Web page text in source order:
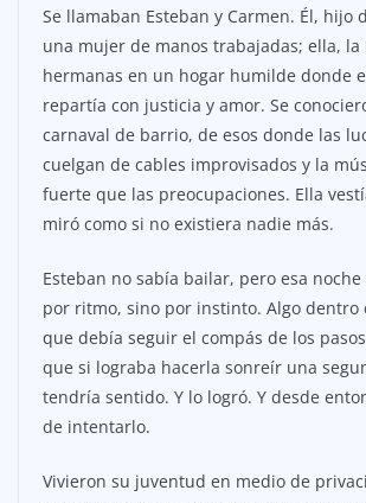
Se llamaban Esteban y Carmen. Él, hijo
una mujer de manos trabajadas; ella,
hermanas en un hogar humilde donde
repartía con justicia y amor. Se
carnaval de barrio, de esos donde las
cuelgan de cables improvisados y la
fuerte que las preocupaciones. Ella
miró como si no existiera nadie más.
Esteban no sabía bailar, pero esa
por ritmo, sino por instinto. Algo dentro
que debía seguir el compás de los
que si lograba hacerla sonreír una
tendría sentido. Y lo logró. Y desde
de intentarlo.
Vivieron su juventud en medio de